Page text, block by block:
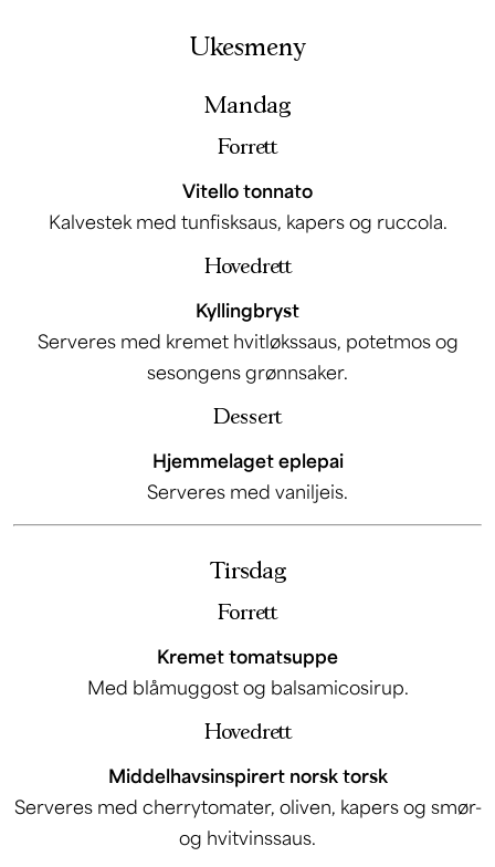
Ukesmeny
Mandag
Forrett
Vitello tonnato
Kalvestek med tunfisksaus, kapers og ruccola.
Hovedrett
Kyllingbryst
Serveres med kremet hvitløkssaus, potetmos og
sesongens grønnsaker.
Dessert
Hjemmelaget eplepai
Serveres med vaniljeis.
Tirsdag
Forrett
Kremet tomatsuppe
Med blåmuggost og balsamicosirup.
Hovedrett
Middelhavsinspirert norsk torsk
Serveres med cherrytomater, oliven, kapers og smør-
og hvitvinssaus.